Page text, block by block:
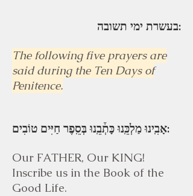
בעשרת ימי תשובה:
The following five prayers are
said during the Ten Days of
Penitence.
אָבִֽינוּ מַלְכֵּֽנוּ כָּתְ֒בֵֽנוּ בְּסֵֽפֶר חַיִּים טוֹבִים:
Our FATHER, Our KING!
Inscribe us in the Book of the
Good Life.